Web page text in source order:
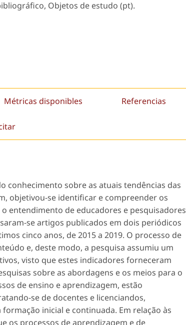
Objetos de estudo (pt).
Métricas disponibles Referencias
conhecimento sobre as atuais tendências das
objetivou-se identificar e compreender os
entendimento de educadores e pesquisadores
se artigos publicados em dois periódicos
cinco anos, de 2015 a 2019. O processo de
e, deste modo, a pesquisa assumiu um
visto que estes indicadores forneceram
sobre as abordagens e os meios para o
de ensino e aprendizagem, estão
se de docentes e licenciandos,
inicial e continuada. Em relação às
os processos de aprendizagem e de